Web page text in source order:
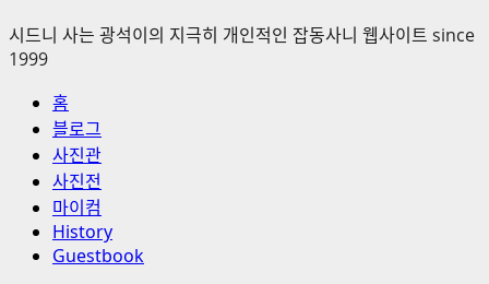
시드니 사는 광석이의 지극히 개인적인 잡동사니 웹사이트 since
1999
홈
블로그
사진관
사진전
마이컴
History
Guestbook